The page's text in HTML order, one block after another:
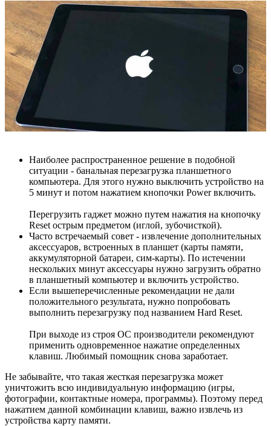
Наиболее распространенное решение в подобной
ситуации - банальная перезагрузка планшетного
компьютера. Для этого нужно выключить устройство на
5 минут и потом нажатием кнопочки Power включить.
Перегрузить гаджет можно путем нажатия на кнопочку
Reset острым предметом (иглой, зубочисткой).
Часто встречаемый совет - извлечение дополнительных
аксессуаров, встроенных в планшет (карты памяти,
аккумуляторной батареи, сим-карты). По истечении
нескольких минут аксессуары нужно загрузить обратно
в планшетный компьютер и включить устройство.
Если вышеперечисленные рекомендации не дали
положительного результата, нужно попробовать
выполнить перезагрузку под названием Hard Reset.
При выходе из строя ОС производители рекомендуют
применить одновременное нажатие определенных
клавиш. Любимый помощник снова заработает.
Не забывайте, что такая жесткая перезагрузка может
уничтожить всю индивидуальную информацию (игры,
фотографии, контактные номера, программы). Поэтому перед
нажатием данной комбинации клавиш, важно извлечь из
устройства карту памяти.